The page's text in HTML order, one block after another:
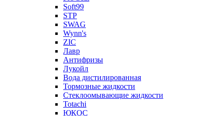
Soft99
STP
SWAG
Wynn's
ZIC
Лавр
Антифризы
Лукойл
Вода дистилированная
Тормозные жидкости
Стеклоомывающие жидкости
Totachi
ЮКОС